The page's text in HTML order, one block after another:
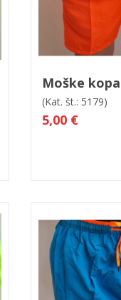
Moške
(Kat. št.: 5179)
5,00 €